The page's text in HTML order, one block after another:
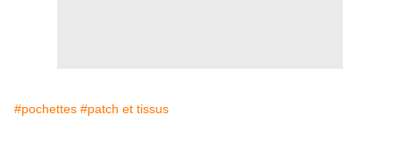
#pochettes #patch et tissus